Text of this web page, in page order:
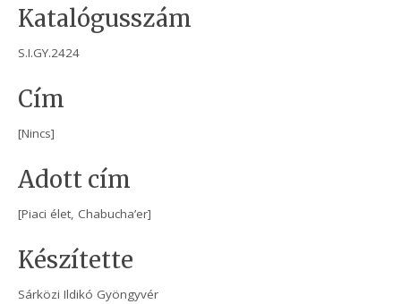
Katalógusszám
S.I.GY.2424
Cím
[Nincs]
Adott cím
[Piaci élet, Chabucha’er]
Készítette
Sárközi Ildikó Gyöngyvér